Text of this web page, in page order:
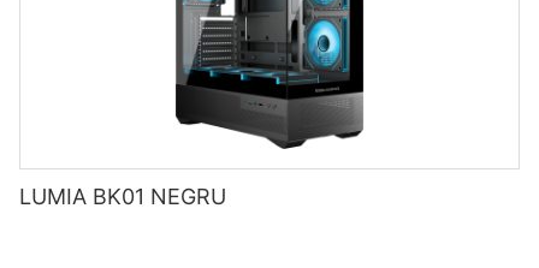
LUMIA BK01 NEGRU